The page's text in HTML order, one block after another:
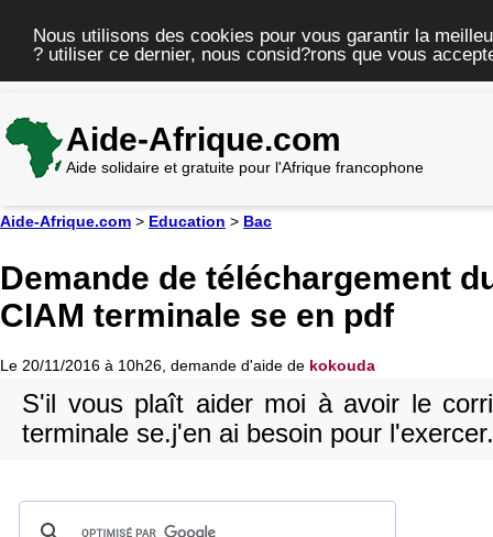
Nous utilisons des cookies pour vous garantir la
? utiliser ce dernier, nous consid?rons que vous
Aide-Afrique.com
Aide solidaire et gratuite pour l'Afrique francophone
Aide-Afrique.com > Education > Bac
Demande de téléchargement
CIAM terminale se en pdf
Le 20/11/2016 à 10h26, demande d'aide de kokouda
S'il vous plaît aider moi à avoir le
terminale se.j'en ai besoin pour